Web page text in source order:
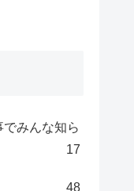
みんな知ら
17
48